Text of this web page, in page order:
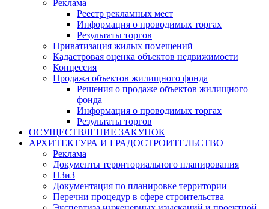
Реклама
Реестр рекламных мест
Информация о проводимых торгах
Результаты торгов
Приватизация жилых помещений
Кадастровая оценка объектов недвижимости
Концессия
Продажа объектов жилищного фонда
Решения о продаже объектов жилищного
фонда
Информация о проводимых торгах
Результаты торгов
ОСУЩЕСТВЛЕНИЕ ЗАКУПОК
АРХИТЕКТУРА И ГРАДОСТРОИТЕЛЬСТВО
Реклама
Документы территориального планирования
ПЗиЗ
Документация по планировке территории
Перечни процедур в сфере строительства